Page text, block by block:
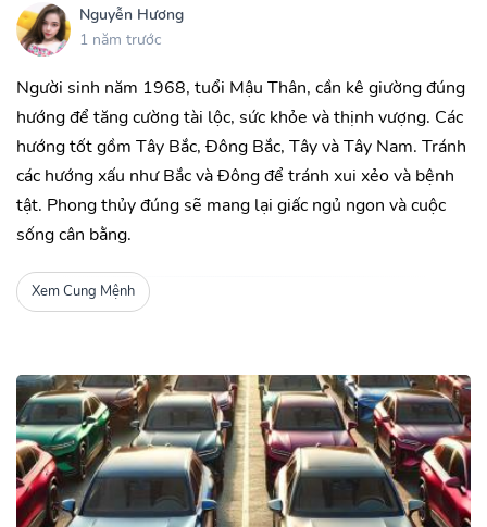
Nguyễn Hương
1 năm trước
Người sinh năm 1968, tuổi Mậu Thân, cần kê giường đúng
hướng để tăng cường tài lộc, sức khỏe và thịnh vượng. Các
hướng tốt gồm Tây Bắc, Đông Bắc, Tây và Tây Nam. Tránh
các hướng xấu như Bắc và Đông để tránh xui xẻo và bệnh
tật. Phong thủy đúng sẽ mang lại giấc ngủ ngon và cuộc
sống cân bằng.
Xem Cung Mệnh